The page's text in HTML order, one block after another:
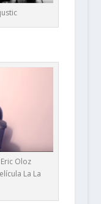
Oloz
La La